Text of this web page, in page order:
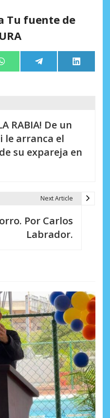
Tu fuente de
Compartir
en
WhatsApp Compartir
en
Telegram
en
LinkedIn
RABIA! De un
le arranca el
su expareja en
Next Article
Por Carlos
Labrador.